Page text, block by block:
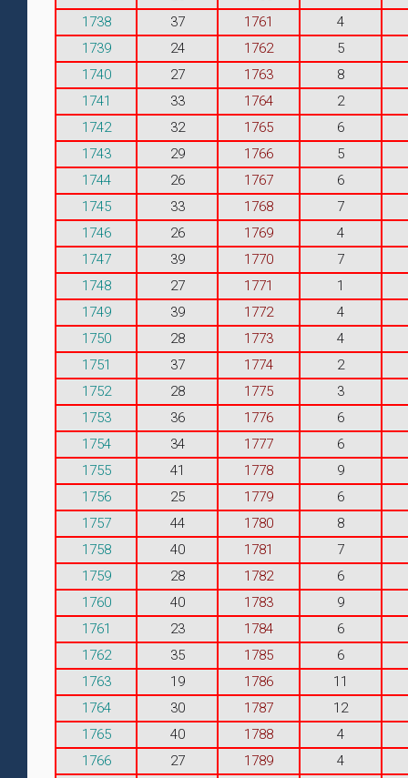
1738
37 1761
4
1739
24 1762
5
1740
27 1763
8
1741
33 1764
2
1742
32 1765
6
1743
29 1766
5
1744
26 1767
6
1745
33 1768
7
1746
26 1769
4
1747
39 1770
7
1748
27 1771
1
1749
39 1772
4
1750
28 1773
4
1751
37 1774
2
1752
28 1775
3
1753
36 1776
6
1754
34 1777
6
1755
41 1778
9
1756
25 1779
6
1757
44 1780
8
1758
40 1781
7
1759
28 1782
6
1760
40 1783
9
1761
23 1784
6
1762
35 1785
6
1763
19 1786
11
1764
30 1787
12
1765
40 1788
4
1766
27 1789
4